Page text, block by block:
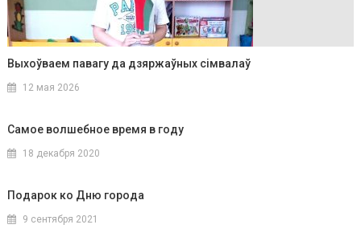
Выхоўваем павагу да дзяржаўных сімвалаў
12 мая 2026
Самое волшебное время в году
18 декабря 2020
Подарок ко Дню города
9 сентября 2021